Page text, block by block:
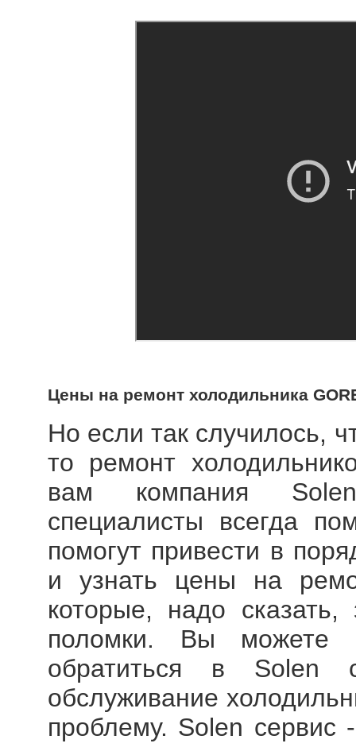
Цены на ремонт холодильника
Но если так случилось,
то ремонт
вам компания
специалисты всегда
помогут привести в
и узнать цены на
которые, надо
поломки. Вы можете
обратиться в Solen
обслуживание
проблему. Solen